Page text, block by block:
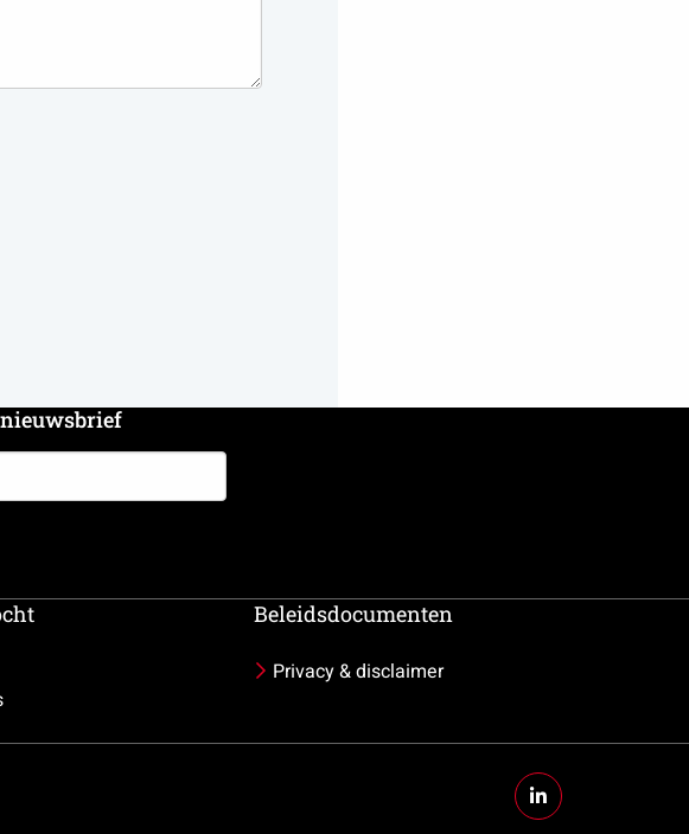
nieuwsbrief
Beleidsdocumenten
Privacy & disclaimer
Ga